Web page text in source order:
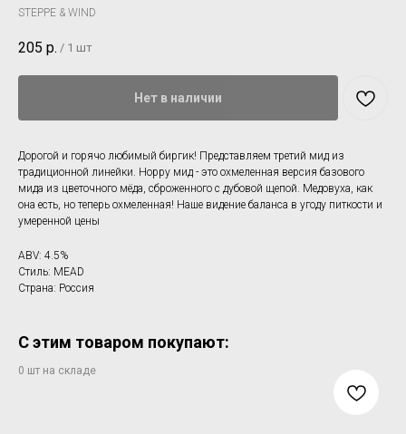
STEPPE & WIND
205 р. / 1 шт
Нет в наличии
Дорогой и горячо любимый биргик! Представляем третий мид из
традиционной линейки. Hoppy мид - это охмеленная версия базового
мида из цветочного мёда, сброженного с дубовой щепой. Медовуха, как
она есть, но теперь охмеленная! Наше видение баланса в угоду питкости и
умеренной цены
ABV: 4.5%
Стиль: MEAD
Страна: Россия
С этим товаром покупают: